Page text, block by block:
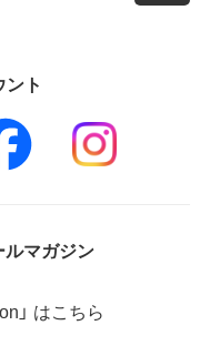
ト
マガジン
」 はこちら